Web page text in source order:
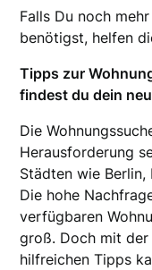
Falls Du noch
benötigst, helfen
Tipps zur
findest du dein
Die
Herausforderung
Städten wie Berlin,
Die hohe
verfügbaren
groß. Doch mit
hilfreichen Tipps